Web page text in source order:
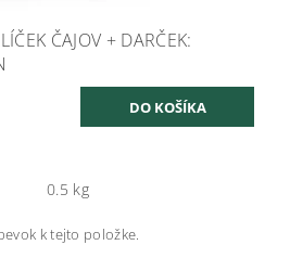
ČAJOV + DARČEK:
0.5 kg
k tejto položke.